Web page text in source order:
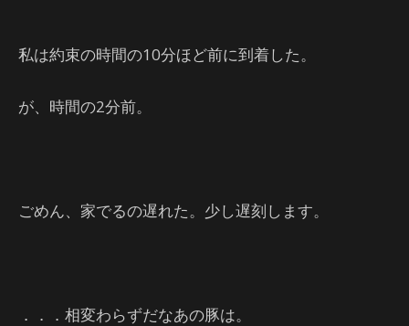
私は約束の時間の10分ほど前に到着した。
が、時間の2分前。
ごめん、家でるの遅れた。少し遅刻します。
．．．相変わらずだなあの豚は。